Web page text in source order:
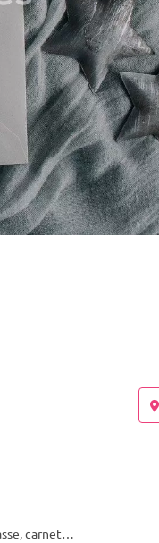
carnet…